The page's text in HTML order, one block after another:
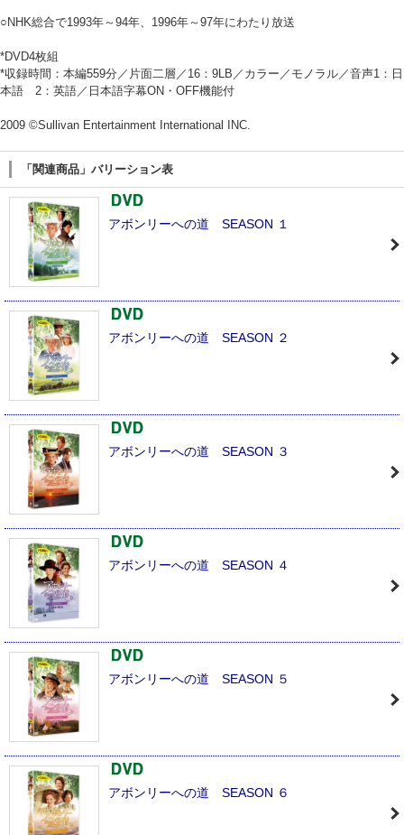
○NHK総合で1993年～94年、1996年～97年にわたり放送
*DVD4枚組
*収録時間：本編559分／片面二層／16：9LB／カラー／モノラル／音声1：日
本語 2：英語／日本語字幕ON・OFF機能付
2009 ©Sullivan Entertainment International INC.
「関連商品」バリーション表
アボンリーへの道 SEASON １
アボンリーへの道 SEASON ２
アボンリーへの道 SEASON ３
アボンリーへの道 SEASON ４
アボンリーへの道 SEASON ５
アボンリーへの道 SEASON ６